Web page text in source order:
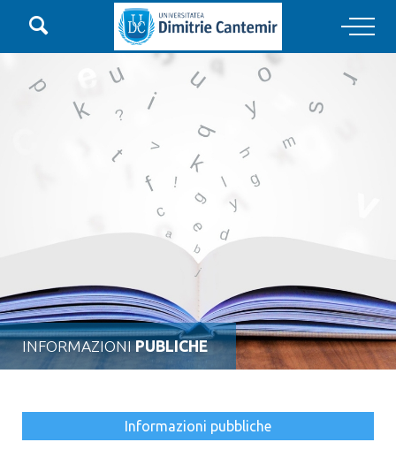

Main Navigation
INFORMAZIONIPUBLICHE
Informazioni pubbliche